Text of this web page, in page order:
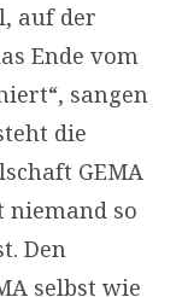
auf der
Ende vom
sangen
die
GEMA
niemand so
Den
selbst wie